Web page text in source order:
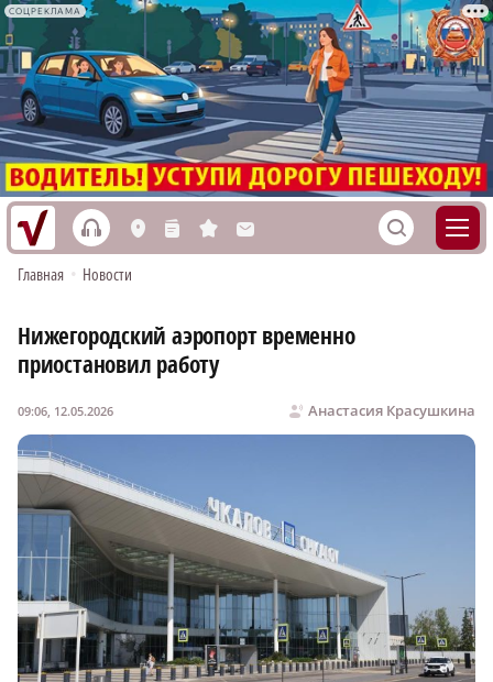
СОЦРЕКЛАМА
h L n s M S
Главная • Новости
Нижегородский аэропорт временно
приостановил работу
Анастасия Красушкина
09:06, 12.05.2026